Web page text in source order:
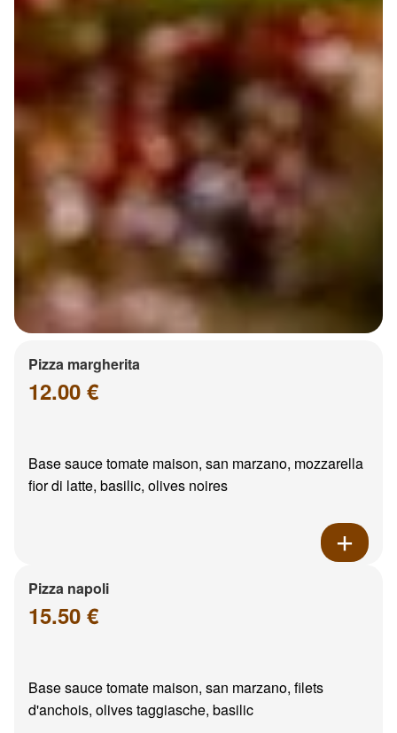
Pizza margherita
12.00 €
Base sauce tomate maison, san marzano, mozzarella
fior di latte, basilic, olives noires
Pizza napoli
15.50 €
Base sauce tomate maison, san marzano, filets
d'anchois, olives taggiasche, basilic